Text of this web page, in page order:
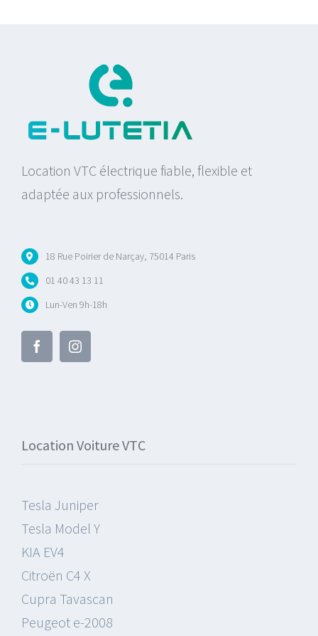
Location VTC électrique fiable, flexible et
adaptée aux professionnels.
18 Rue Poirier de Narçay, 75014 Paris
01 40 43 13 11
Lun-Ven 9h-18h
Location Voiture VTC
Tesla Juniper
Tesla Model Y
KIA EV4
Citroën C4 X
Cupra Tavascan
Peugeot e-2008